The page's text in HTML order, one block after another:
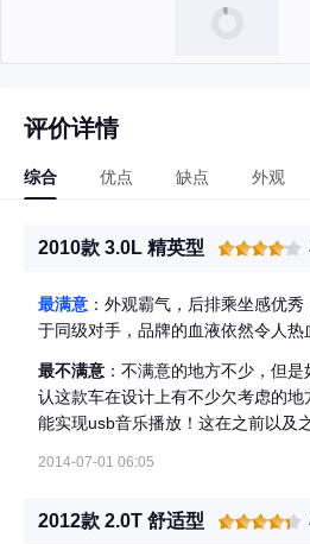
评价详情
综合 优点 缺点 外观
2010款 3.0L 精英型
最满意 ：外观霸气，后排乘坐感优
于同级对手，品牌的血液依然令人
最不满意 ：不满意的地方不少，但
认这款车在设计上有不少欠考虑的
能实现usb音乐播放！这在之前以及
2014-07-01 06:05
2012款 2.0T 舒适型